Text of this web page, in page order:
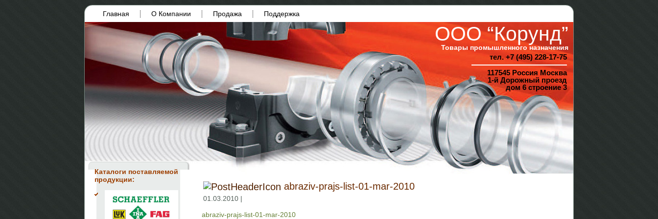
Главная О Компании Продажа Поддержка
ООО “Корунд”
Товары промышленного назначения
тел. +7 (495) 228-17-75
117545 Россия Москва
1-й Дорожный проезд
дом 6 строение 3
Каталоги поставляемой
продукции:
abraziv-prajs-list-01-mar-2010
01.03.2010 |
abraziv-prajs-list-01-mar-2010